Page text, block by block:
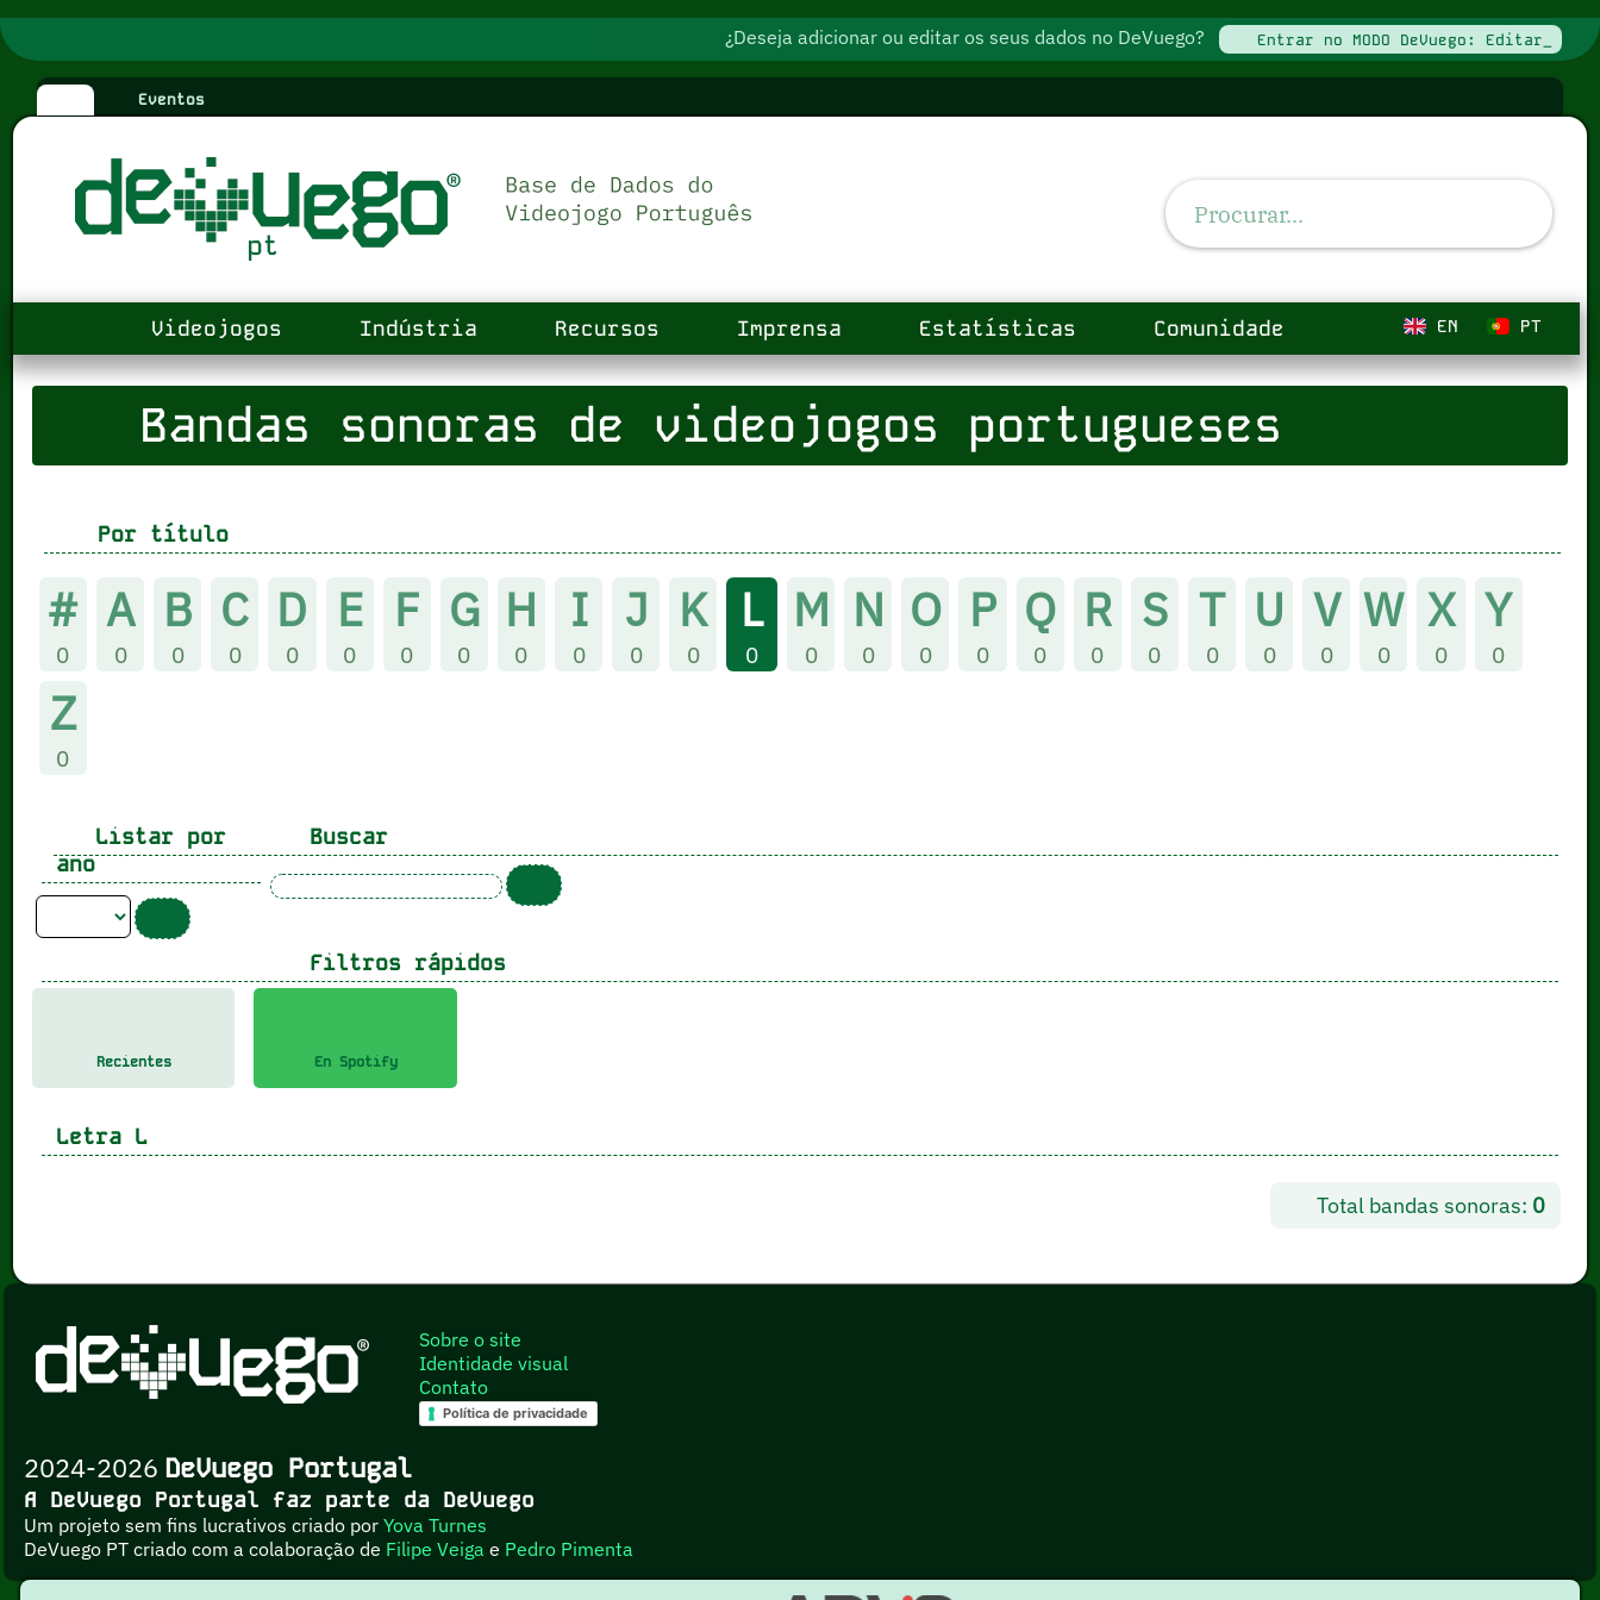
¿Deseja adicionar ou editar os seus dados no DeVuego? Entrar no MODO DeVuego: Editar_
Eventos
Videojogos Indústria Recursos Imprensa Estatísticas Comunidade PT
EN
Bandas sonoras de videojogos portugueses
Por título
#
0
A
0
B
0
C
0
D
0
E
0
F
0
G
0
H
0
I
0
J
0
K
0
L
0
M
0
N
0
O
0
P
0
Q
0
R
0
S
0
T
0
U
0
V
0
W
0
X
0
Y
0
Z
0
Listar por
ano
Buscar
Filtros rápidos
Recientes En Spotify
Letra L
Total bandas sonoras: 0
Sobre o site
Identidade visual
Contato
Política de privacidade
2024-2026 DeVuego Portugal
A DeVuego Portugal faz parte da DeVuego
Um projeto sem fins lucrativos criado porYova Turnes
DeVuego PT criado com a colaboração de Filipe Veiga e Pedro Pimenta